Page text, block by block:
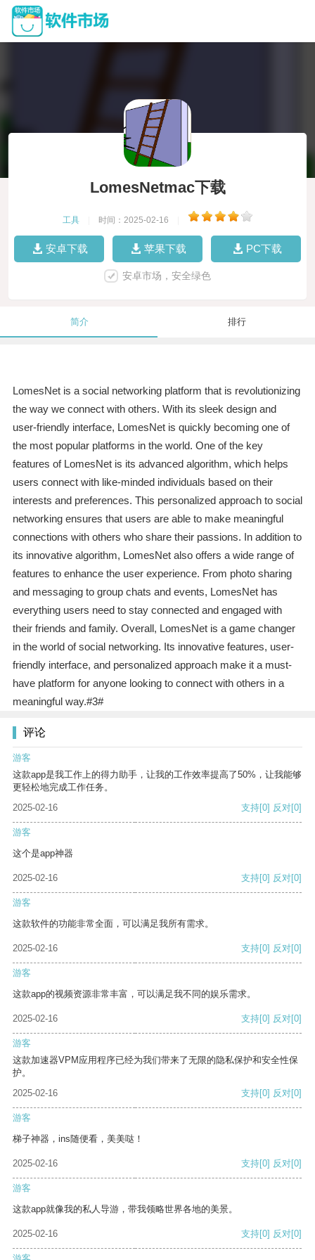
LomesNetmac下载
工具 时间：2025-02-16
安卓下载 苹果下载 PC下载
安卓市场，安全绿色
简介 排行
LomesNet is a social networking platform that is revolutionizing
the way we connect with others. With its sleek design and
user-friendly interface, LomesNet is quickly becoming one of
the most popular platforms in the world. One of the key
features of LomesNet is its advanced algorithm, which helps
users connect with like-minded individuals based on their
interests and preferences. This personalized approach to social
networking ensures that users are able to make meaningful
connections with others who share their passions. In addition to
its innovative algorithm, LomesNet also offers a wide range of
features to enhance the user experience. From photo sharing
and messaging to group chats and events, LomesNet has
everything users need to stay connected and engaged with
their friends and family. Overall, LomesNet is a game changer
in the world of social networking. Its innovative features, user-
friendly interface, and personalized approach make it a must-
have platform for anyone looking to connect with others in a
meaningful way.#3#
评论
游客
这款app是我工作上的得力助手，让我的工作效率提高了50%，让我能够
更轻松地完成工作任务。
2025-02-16
支持[0] 反对[0]
游客
这个是app神器
2025-02-16 支持[0] 反对[0]
游客
这款软件的功能非常全面，可以满足我所有需求。
2025-02-16 支持[0] 反对[0]
游客
这款app的视频资源非常丰富，可以满足我不同的娱乐需求。
2025-02-16 支持[0] 反对[0]
游客
这款加速器VPM应用程序已经为我们带来了无限的隐私保护和安全性保
护。
2025-02-16
支持[0] 反对[0]
游客
梯子神器，ins随便看，美美哒！
2025-02-16 支持[0] 反对[0]
游客
这款app就像我的私人导游，带我领略世界各地的美景。
2025-02-16 支持[0] 反对[0]